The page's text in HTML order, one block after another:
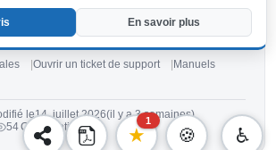
♿
🍪
En savoir plus
★
1
ci-dessus ne vous aide,ouvrez un nouveau
hotline de service.
Ouvrir un ticket de support Manuels
le14. juillet 2026(il y a 3 semaines)
54 Consultations